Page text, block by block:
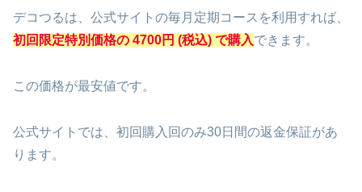
デコつるは、公式サイトの毎月定期コースを利用すれば、
初回限定特別価格の 4700円 (税込) で購入できます。
この価格が最安値です。
公式サイトでは、初回購入回のみ30日間の返金保証があ
ります。